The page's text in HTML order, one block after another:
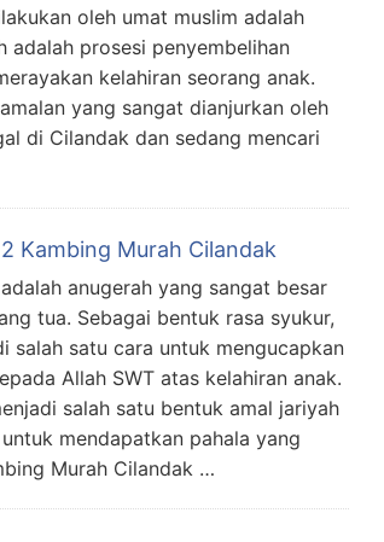
oleh umat muslim adalah
adalah prosesi penyembelihan
kelahiran seorang anak.
yang sangat dianjurkan oleh
di Cilandak dan sedang mencari
Kambing Murah Cilandak
anugerah yang sangat besar
tua. Sebagai bentuk rasa syukur,
salah satu cara untuk mengucapkan
Allah SWT atas kelahiran anak.
salah satu bentuk amal jariyah
mendapatkan pahala yang
Murah Cilandak …